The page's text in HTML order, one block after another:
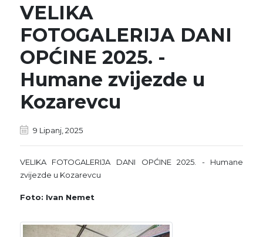
VELIKA
FOTOGALERIJA DANI
OPĆINE 2025. -
Humane zvijezde u
Kozarevcu
9 Lipanj, 2025
VELIKA FOTOGALERIJA DANI OPĆINE 2025. - Humane
zvijezde u Kozarevcu
Foto: Ivan Nemet